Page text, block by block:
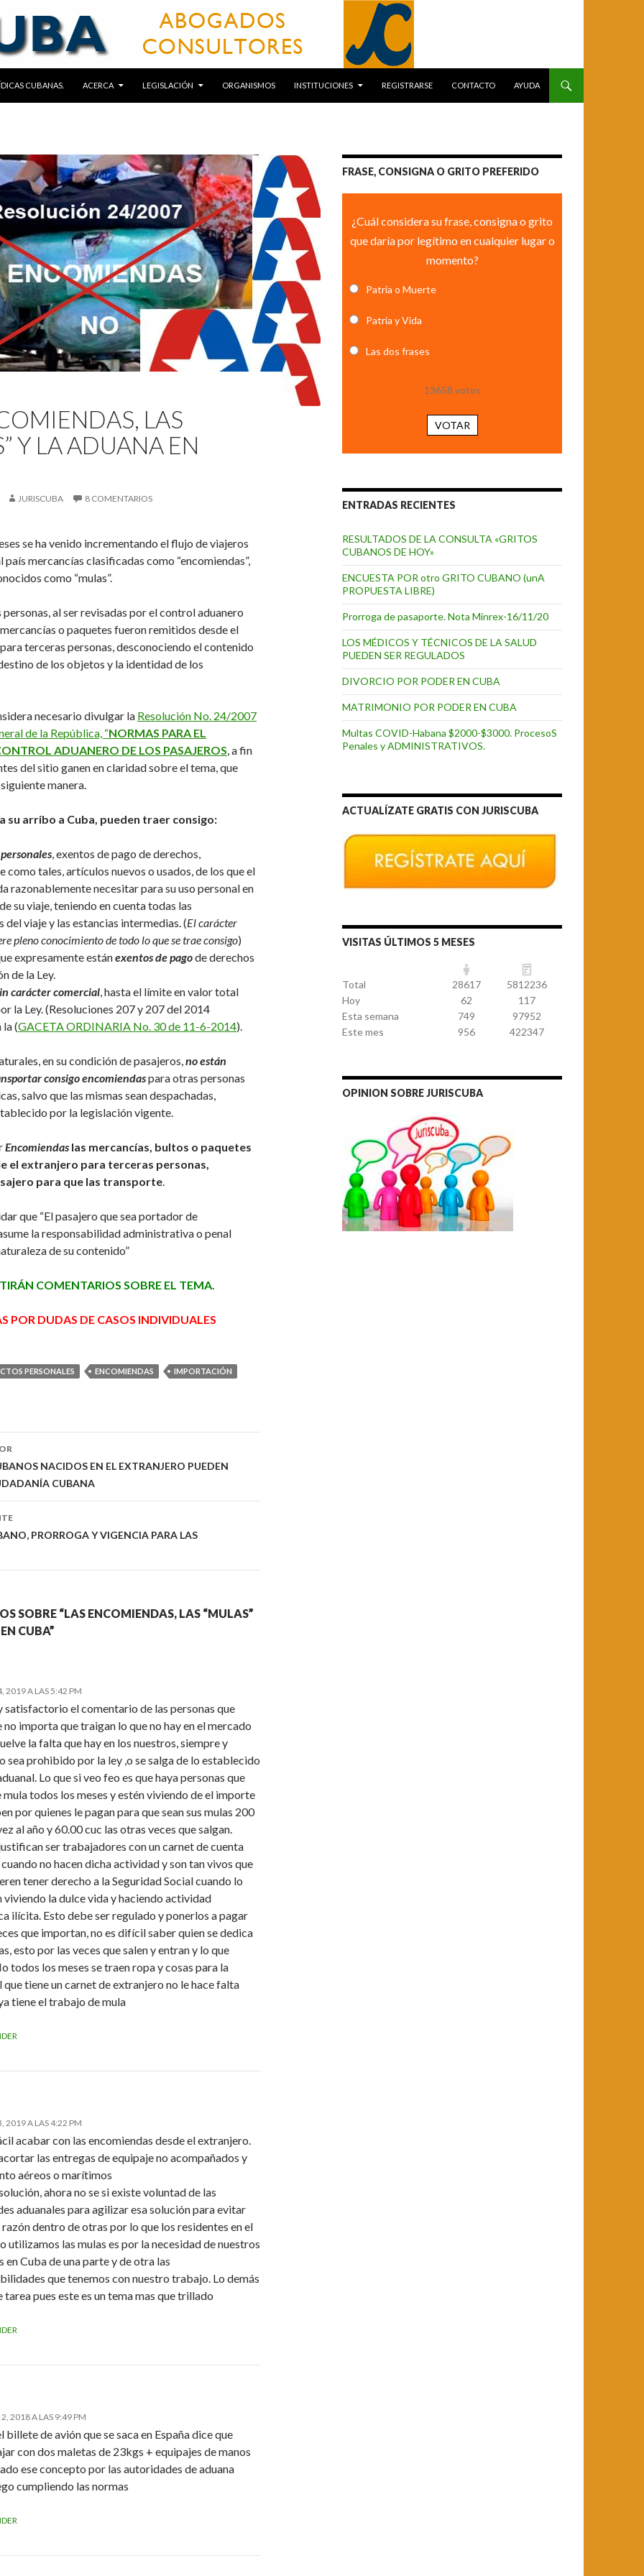
CUBANAS.
ACERCA LEGISLACIÓN ORGANISMOS INSTITUCIONES REGISTRARSE CONTACTO AYUDA
LAS
Y LA ADUANA EN
JURISCUBA 8 COMENTARIOS
se ha venido incrementando el flujo de viajeros
país mercancías clasificadas como “encomiendas”,
como “mulas”.
personas, al ser revisadas por el control aduanero
o paquetes fueron remitidos desde el
terceras personas, desconociendo el contenido
de los objetos y la identidad de los
necesario divulgar la Resolución No. 24/2007
de la República, “NORMAS PARA EL
ADUANERO DE LOS PASAJEROS, a fin
del sitio ganen en claridad sobre el tema, que
manera.
su arribo a Cuba, pueden traer consigo:
, exentos de pago de derechos,
como tales, artículos nuevos o usados, de los que el
razonablemente necesitar para su uso personal en
su viaje, teniendo en cuenta todas las
del viaje y las estancias intermedias. (El carácter
pleno conocimiento de todo lo que se trae consigo)
expresamente estánexentos de pagode derechos
de la Ley.
carácter comercial, hasta el límite en valor total
la Ley. (Resoluciones 207 y 207 del 2014
la (GACETA ORDINARIA No. 30 de 11-6-2014).
en su condición de pasajeros,no están
consigo encomiendaspara otras personas
salvo que las mismas sean despachadas,
por la legislación vigente.
Encomiendas las mercancías, bultos o paquetes
el extranjero para terceras personas,
para que las transporte.
que “El pasajero que sea portador de
la responsabilidad administrativa o penal
de su contenido”
COMENTARIOS SOBRE EL TEMA.
POR DUDAS DE CASOS INDIVIDUALES
PERSONALES ENCOMIENDAS
IMPORTACIÓN
NACIDOS EN EL EXTRANJERO PUEDEN
CUBANA
PRORROGA Y VIGENCIA PARA LAS
SOBRE “LAS ENCOMIENDAS, LAS “MULAS”
CUBA”
2019 A LAS 5:42 PM
satisfactorio el comentario de las personas que
no importa que traigan lo que no hay en el mercado
la falta que hay en los nuestros, siempre y
sea prohibido por la ley ,o se salga de lo establecido
Lo que si veo feo es que haya personas que
mula todos los meses y estén viviendo de el importe
por quienes le pagan para que sean sus mulas 200
al año y 60.00 cuc las otras veces que salgan.
ser trabajadores con un carnet de cuenta
no hacen dicha actividad y son tan vivos que
tener derecho a la Seguridad Social cuando lo
viviendo la dulce vida y haciendo actividad
ilícita. Esto debe ser regulado y ponerlos a pagar
que importan, no es difícil saber quien se dedica
esto por las veces que salen y entran y lo que
todos los meses se traen ropa y cosas para la
tiene un carnet de extranjero no le hace falta
tiene el trabajo de mula
2019 A LAS 4:22 PM
acabar con las encomiendas desde el extranjero.
las entregas de equipaje no acompañados y
aéreos o marítimos
ahora no se si existe voluntad de las
aduanales para agilizar esa solución para evitar
razón dentro de otras por lo que los residentes en el
utilizamos las mulas es por la necesidad de nuestros
en Cuba de una parte y de otra las
que tenemos con nuestro trabajo. Lo demás
tarea pues este es un tema mas que trillado
2018 A LAS 9:49 PM
billete de avión que se saca en España dice que
con dos maletas de 23kgs + equipajes de manos
ese concepto por las autoridades de aduana
cumpliendo las normas
FRASE, CONSIGNA O GRITO PREFERIDO
¿Cuál considera su frase, consigna o grito
que daría por legítimo en cualquier lugar o
momento?
Patria o Muerte
Patria y Vida
Las dos frases
13658 votos
VOTAR
ENTRADAS RECIENTES
RESULTADOS DE LA CONSULTA «GRITOS
CUBANOS DE HOY»
ENCUESTA POR otro GRITO CUBANO (unA
PROPUESTA LIBRE)
Prorroga de pasaporte. Nota Minrex-16/11/20
LOS MÉDICOS Y TÉCNICOS DE LA SALUD
PUEDEN SER REGULADOS
DIVORCIO POR PODER EN CUBA
MATRIMONIO POR PODER EN CUBA
Multas COVID-Habana $2000-$3000. ProcesoS
Penales y ADMINISTRATIVOS.
ACTUALÍZATE GRATIS CON JURISCUBA
VISITAS ÚLTIMOS 5 MESES
Total 28617
5812236
Hoy
62
117
Esta semana
749
97952
Este mes
956 422347
OPINION SOBRE JURISCUBA